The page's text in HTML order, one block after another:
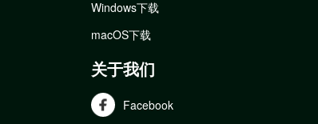
Windows下载
macOS下载
关于我们
Facebook